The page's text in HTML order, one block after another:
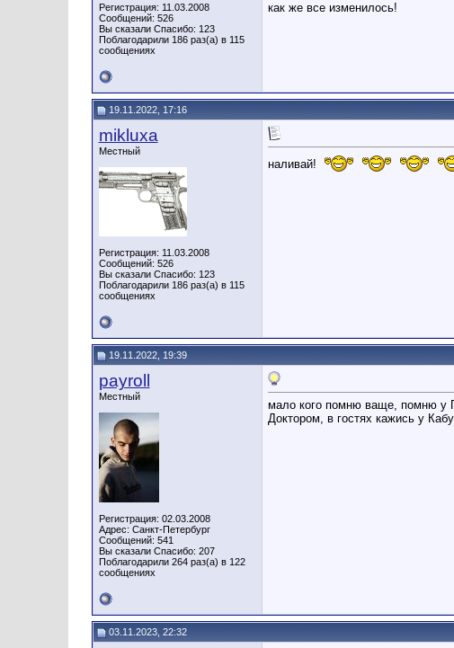
Регистрация: 11.03.2008
Сообщений: 526
Вы сказали Спасибо: 123
Поблагодарили 186 раз(а) в 115
сообщениях
как же все изменилось!
19.11.2022, 17:16
mikluxa
Местный
Регистрация: 11.03.2008
Сообщений: 526
Вы сказали Спасибо: 123
Поблагодарили 186 раз(а) в 115
сообщениях
наливай!
19.11.2022, 19:39
payroll
Местный
Регистрация: 02.03.2008
Адрес: Санкт-Петербург
Сообщений: 541
Вы сказали Спасибо: 207
Поблагодарили 264 раз(а) в 122
сообщениях
мало кого помню ваще, помню у
Доктором, в гостях кажись у
03.11.2023, 22:32